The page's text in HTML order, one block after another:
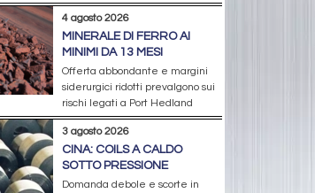
4 agosto 2026
MINERALE DI FERRO AI
MINIMI DA 13 MESI
Offerta abbondante e margini
siderurgici ridotti prevalgono sui
rischi legati a Port Hedland
3 agosto 2026
CINA: COILS A CALDO
SOTTO PRESSIONE
Domanda debole e scorte in